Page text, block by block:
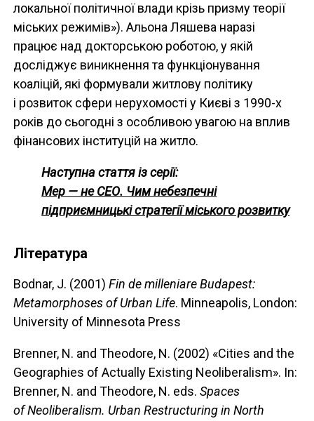
локальної політичної влади крізь призму теорії
міських режимів»). Альона Ляшева наразі
працює над докторською роботою, у якій
досліджує виникнення та функціонування
коаліцій, які формували житлову політику
і розвиток сфери нерухомості у Києві з 1990-х
років до сьогодні з особливою увагою на вплив
фінансових інституцій на житло.
Наступна стаття із серії:
Мер — не СЕО. Чим небезпечні
підприємницькі стратегії міського розвитку
Література
Bodnar, J. (2001)Fin demilleniareBudapest:
Metamorphoses of Urban Life. Minneapolis, London:
University of Minnesota Press
Brenner, N. and Theodore, N. (2002) «Cities and the
Geographies of Actually Existing Neoliberalism». In:
Brenner, N. and Theodore, N. eds.Spaces
of Neoliberalism. Urban Restructuring in North